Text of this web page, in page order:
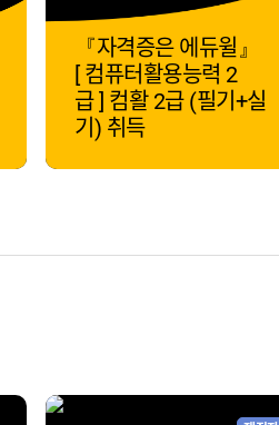
『자격증은 에듀윌』
[ 컴퓨터활용능력 2
급 ] 컴활 2급 (필기+실
기) 취득